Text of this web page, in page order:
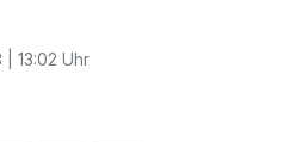
| 13:02 Uhr